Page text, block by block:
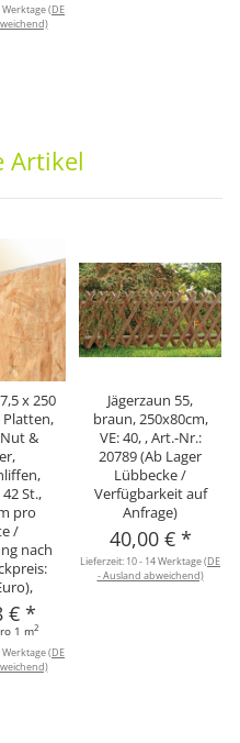
Werktage(DE
Artikel
x 250
Platten,
&
St.,
pro
/
nach
€ *
1 m2
Werktage(DE
Jägerzaun 55,
braun, 250x80cm,
VE: 40, , Art.-Nr.:
20789 (Ab Lager
Lübbecke /
Verfügbarkeit auf
Anfrage)
40,00 € *
Lieferzeit: 10 - 14 Werktage(DE
- Ausland abweichend)